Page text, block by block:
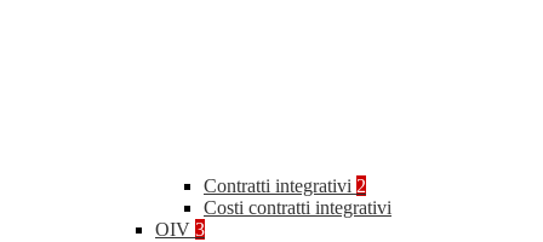
Contratti integrativi 2
Costi contratti integrativi
OIV 3